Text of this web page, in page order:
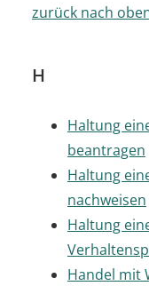
zurück nach
H
Haltung
beantragen
Haltung
nachweisen
Haltung
Handel mit